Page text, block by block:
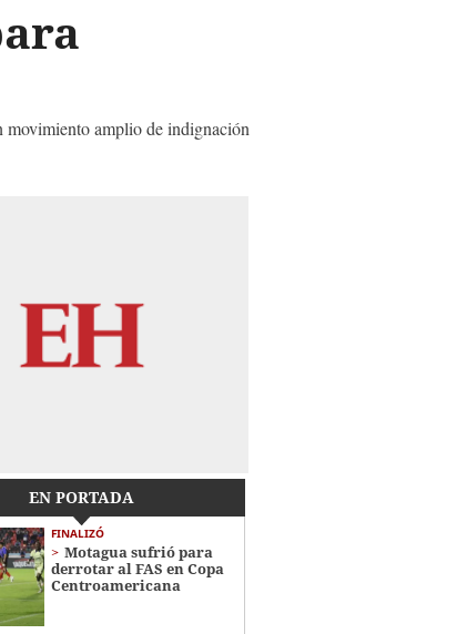
movimiento amplio de indignación
EN PORTADA
FINALIZÓ
Motagua sufrió para
derrotar al FAS en Copa
Centroamericana